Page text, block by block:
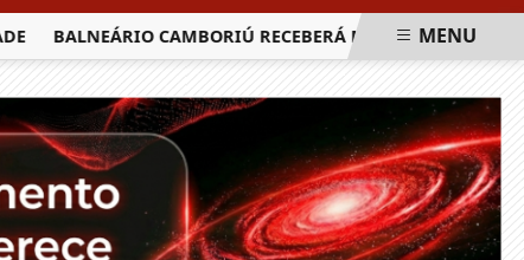
BALNEÁRIO CAMBORIÚ RECEBERÁ MAIS DE 120 MENU